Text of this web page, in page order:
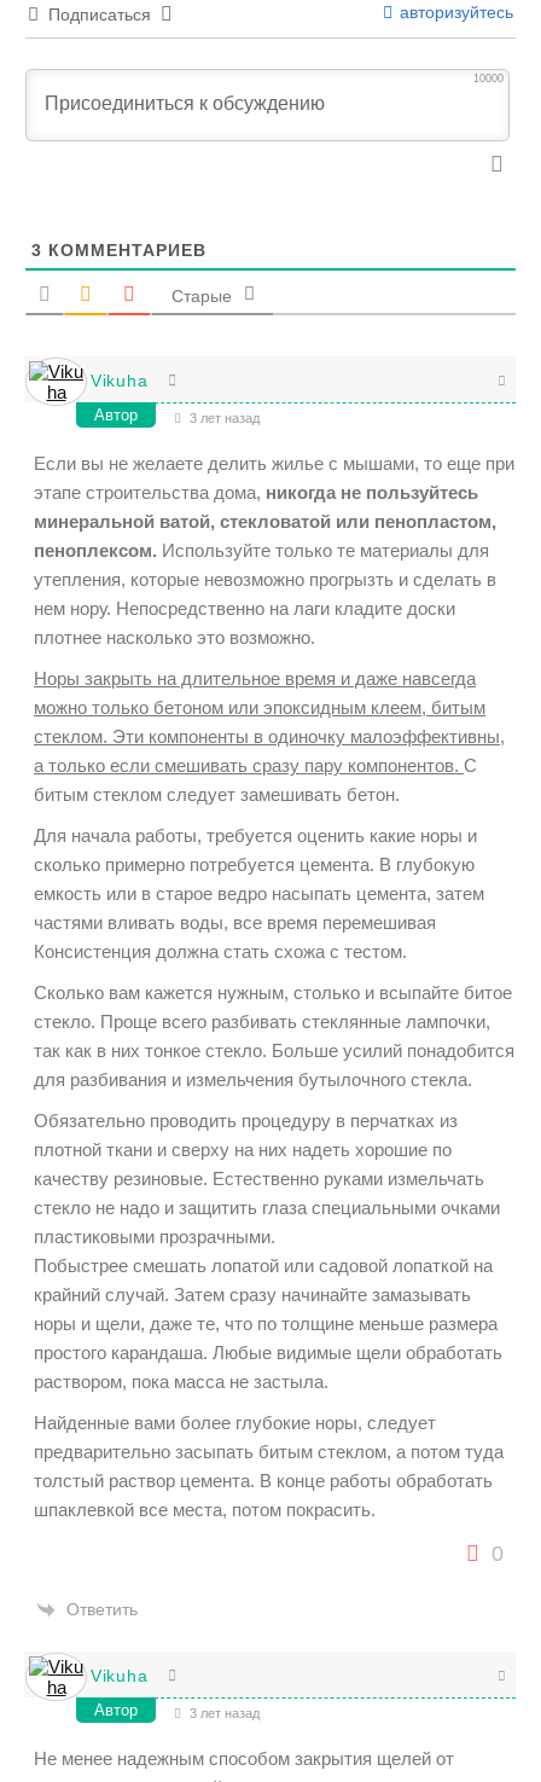
Подписаться авторизуйтесь
10000
3 КОММЕНТАРИЕВ
Старые
Vikuha
Автор 3 лет назад
Если вы не желаете делить жилье с мышами, то еще при
этапе строительства дома, никогда не пользуйтесь
минеральной ватой, стекловатой или пенопластом,
пеноплексом. Используйте только те материалы для
утепления, которые невозможно прогрызть и сделать в
нем нору. Непосредственно на лаги кладите доски
плотнее насколько это возможно.
Норы закрыть на длительное время и даже навсегда
можно только бетоном или эпоксидным клеем, битым
стеклом. Эти компоненты в одиночку малоэффективны,
а только если смешивать сразу пару компонентов. С
битым стеклом следует замешивать бетон.
Для начала работы, требуется оценить какие норы и
сколько примерно потребуется цемента. В глубокую
емкость или в старое ведро насыпать цемента, затем
частями вливать воды, все время перемешивая
Консистенция должна стать схожа с тестом.
Сколько вам кажется нужным, столько и всыпайте битое
стекло. Проще всего разбивать стеклянные лампочки,
так как в них тонкое стекло. Больше усилий понадобится
для разбивания и измельчения бутылочного стекла.
Обязательно проводить процедуру в перчатках из
плотной ткани и сверху на них надеть хорошие по
качеству резиновые. Естественно руками измельчать
стекло не надо и защитить глаза специальными очками
пластиковыми прозрачными.
Побыстрее смешать лопатой или садовой лопаткой на
крайний случай. Затем сразу начинайте замазывать
норы и щели, даже те, что по толщине меньше размера
простого карандаша. Любые видимые щели обработать
раствором, пока масса не застыла.
Найденные вами более глубокие норы, следует
предварительно засыпать битым стеклом, а потом туда
толстый раствор цемента. В конце работы обработать
шпаклевкой все места, потом покрасить.
0
Ответить
Vikuha
Автор 3 лет назад
Не менее надежным способом закрытия щелей от